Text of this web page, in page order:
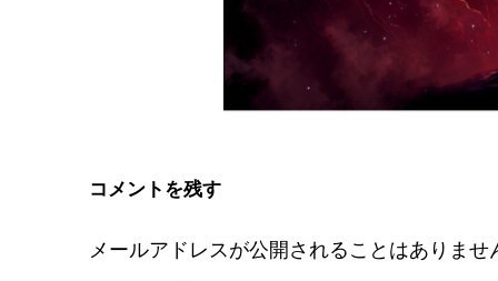
コメントを残す
メールアドレスが公開されることはありませ